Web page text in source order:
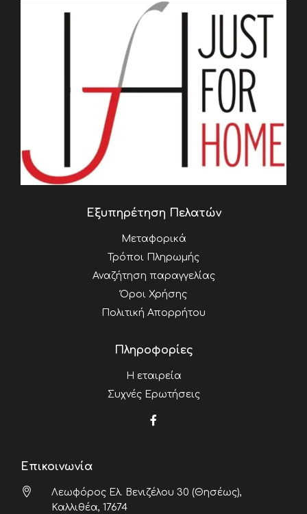
Εξυπηρέτηση Πελατών
Μεταφορικά
Τρόποι Πληρωμής
Αναζήτηση παραγγελίας
Όροι Χρήσης
Πολιτική Απορρήτου
Πληροφορίες
Η εταιρεία
Συχνές Ερωτήσεις
Επικοινωνία
Λεωφόρος Ελ. Βενιζέλου 30 (Θησέως),
Καλλιθέα, 17674